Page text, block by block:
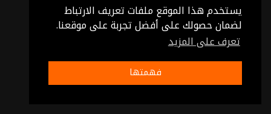
يستخدم هذا الموقع ملفات تعريف الارتباط
لضمان حصولك على أفضل تجربة على موقعنا.
تعرف على المزيد
فهمتها
إلغاء في أي وقت
فقط $7.99 شهريا أو $59.99 سنويا
شروط الإستخدام-